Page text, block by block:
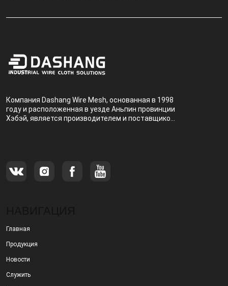
Компания Dashang Wire Mesh, основанная в 1998
году и расположенная в уезде Аньпин провинции
Хэбэй, является производителем и поставщиком,
Главная
Продукция
Новости
Служить